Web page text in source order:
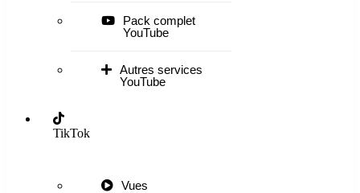
Pack complet
YouTube
Autres services
YouTube
TikTok
Vues